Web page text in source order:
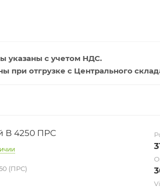
указаны с учетом НДС.
при отгрузке с Центрального
В 4250 ПРС
(ПРС)